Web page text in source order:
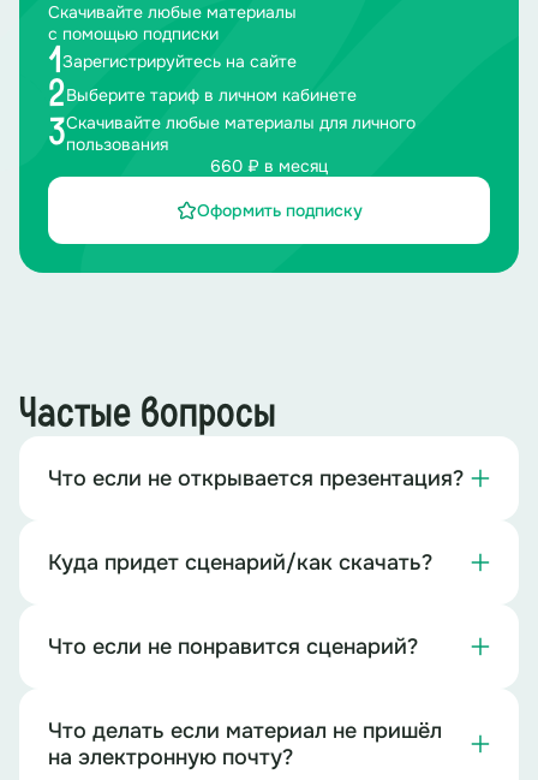
Скачивайте любые материалы
с помощью подписки
1 Зарегистрируйтесь на сайте
2Выберите тариф в личном кабинете
3Скачивайте любые материалы для личного
пользования
660 ₽ в месяц
Оформить подписку
Частые вопросы
Что если не открывается презентация?
Куда придет сценарий/как скачать?
Что если не понравится сценарий?
Что делать если материал не пришёл
на электронную почту?